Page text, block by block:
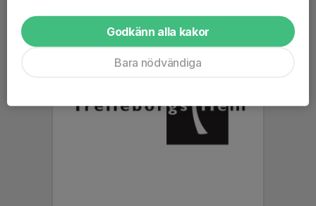
Godkänn alla kakor
Bara nödvändiga